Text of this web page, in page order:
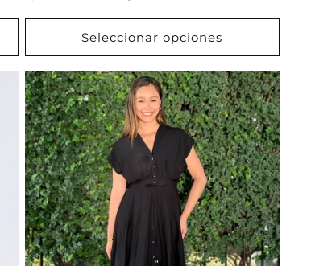
oferta
Seleccionar opciones